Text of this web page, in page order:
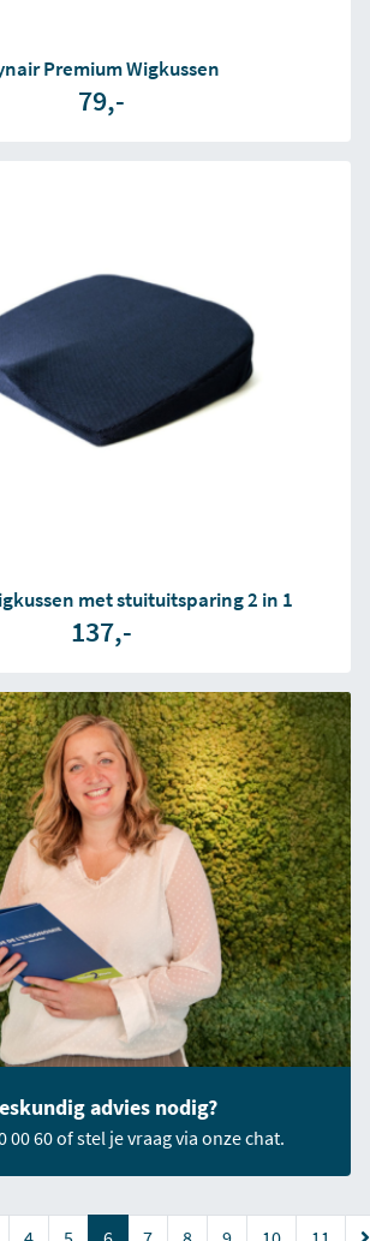
Premium Wigkussen
79,-
met stuituitsparing 2 in 1
137,-
advies nodig?
00 60 of stel je vraag via onze chat.